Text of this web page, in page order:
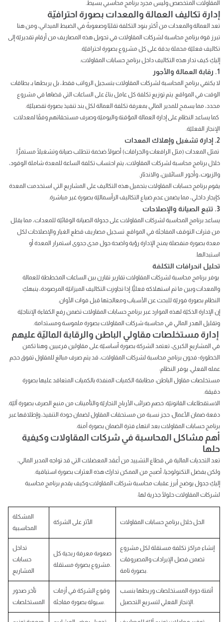
المقاولات المتخصص وليس مجرد برنامج محاسبي بسيط.
إدارة تكاليف العمالة والمعدات بصورة احترافيّة
تعد العمالة والمعدات من أكثر بنود التكلفة تقلبًا وصعوبةً في الضبط الميداني، ومن هنا
تبرز قوة برنامج محاسبة لشركات المقاولات في تحويل هذه المصاريف من أرقام تقديريّة إلى
تكاليف فعليّة محملة بدقة على كل مشروع بصورة احترافيّة.
إليكِ كيف تدار هذه التكاليف داخل برنامج حسابات المقاولات:
1. رقابة العمالة والأجور
لا يكتفي برنامج المحاسبة لشركات المقاولات بتسجيل الرواتب فقط، بل يربطها بـ بطاقات
الوقت في المواقع. يتم توزيع تكلفة كل عامل بناءً على الساعات التي قضاها في مشروع
محدد، مما يسمح للمدير المالي بمعرفة تكلفة العمالة لكل بند تنفيذ بصورة تفصيليّة.
كما يساعد النظام على إدارة العمالة المؤقتة واليوميّة وصرف مستحقاتهم وفقًا لمعدلات
الإنجاز الفعليّة.
2. إدارة تشغيل وإهلاك المعدات
تمثل المعدات (مثل الرافعات والجرافات) أصولًا ضخمة تتطلب صيانة وتشغيلًا مستمرًّا.
خلال برنامج محاسبة لشركات المقاولات، يتم احتساب تكلفة الساعة للمعدة شاملة الوقود،
والزيوت، وأجور السائقين، والاندثار.
يقوم برنامج حسابات المقاولات بتحميل هذه التكاليف على المشاريع التي استخدمت المعدة
كإيجار داخلي، مما يضمن عدم ضياع التكاليف الرأسماليّة بصورة غير مباشرة.
3. تتبع الصيانة والإصلاحات
يساعد برنامج المحاسبة لشركات المقاولات على جدولة الصيانة الوقائيّة للمعدات، مما يقلل
من فترات التوقف المفاجئة في المواقع. تسجيل مصاريف قطع الغيار والإصلاحات لكل
معدة بصورة منفصلة يمنح الإدارة رؤية واضحة حول مدى جدوى استمرار المعدة أو
استبدالها.
تحليل انحرافات التكلفة
يوفر برنامج محاسبة لشركات المقاولات تقارير تقارن بين الساعات المخططة للعمالة
والمعدات وبين ما تم استهلاكه فعليًّا. إذا تجاوزت التكاليف الميزانيّة المرصودة، ينبهكِ
النظام بصورة فوريّة للبحث عن الأسباب ومعالجتها قبل فوات الأوان.
إن الإدارة الذكيّة لهذه الموارد عبر برنامج حسابات المقاولات تضمن رفع الكفاءة الإنتاجيّة
وتقليل الهدر المالي في محاسبة شركات المقاولات بصورة ملموسة ومستدامة.
إدارة مستخلصات مقاولي الباطن والرقابة الماليّة عليهم
في المشاريع الكبرى، تعتمد الشركة بصورة أساسيّة على مقاولين فرعيين. وهنا تكمن
الخطورة؛ فدون برنامج محاسبة لشركات المقاولات، قد يتم صرف مبالغ للمقاول تفوق حجم
عمله الفعلي. يوفر النظام:
مستخلصات مقاول الباطن: مطابقة الكميات المنفذة بالكميات المتعاقد عليها بصورة
دقيقة.
الاستقطاعات القانونيّة: خصم ضرائب الأرباح التجاريّة والتأمينات من منبع الصرف بصورة آليّة.
دفعة ضمان الأعمال: حجز نسبة من مستحقات المقاول لضمان جودة التنفيذ، وإطلاقها عبر
برنامج حسابات المقاولات بعد انتهاء فترة الضمان بصورة آمنة.
أهم مشاكل المحاسبة في شركات المقاولات وكيفية
حلها
تعد التحديات المالية في قطاع التشييد من أعقد المعضلات التي قد تواجه المدير المالي،
ولكن بفضل التكنولوجيا، أصبح من الممكن تدارك هذه العثرات بصورة استباقية.
إليكِ جدول يوضح أبرز عقبات محاسبة شركات المقاولات وكيف يقدم برنامج محاسبة
لشركات المقاولات حلولًا جذرية لها:
المشكلة
المحاسبية
الأثر على الشركة الحل خلال برنامج حسابات المقاولات
تداخل
حسابات
المشاريع
صعوبة معرفة ربحية كل
إنشاء مراكز تكلفة مستقلة لكل مشروع
تضمن فصل الإيرادات والمصروفات
تأخر صدور
المستخلصات
وقوع الشركة في أزمات
أتمتة دورة المستخلصات وربطها بنسب